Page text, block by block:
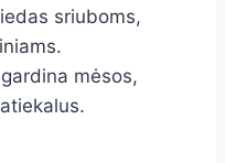
sriuboms,
mėsos,